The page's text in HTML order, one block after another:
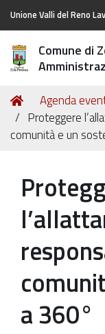
Unione Valli del Reno
Comune di
Tu
sei
qui:
Home
Agenda
Proteggere
comunità e un
a 360°